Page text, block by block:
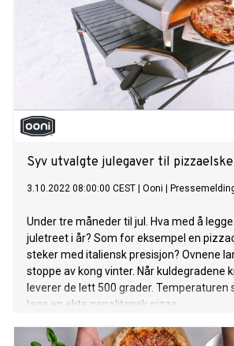
Syv utvalgte julegaver til
3.10.2022 08:00:00 CEST Ooni
Under tre måneder til jul. Hva med å
juletreet i år? Som for eksempel en
steker med italiensk presisjon? Ovnene
stoppe av kong vinter. Når kuldegradene
leverer de lett 500 grader. Temperaturen
lage en ekte napolitansk pizza.